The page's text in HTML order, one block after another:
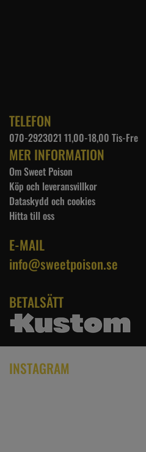
TELEFON
070-2923021 11,00-18,00 Tis-Fre
MER INFORMATION
Om Sweet Poison
Köp och leveransvillkor
Dataskydd och cookies
Hitta till oss
E-MAIL
info@sweetpoison.se
BETALSÄTT
INSTAGRAM